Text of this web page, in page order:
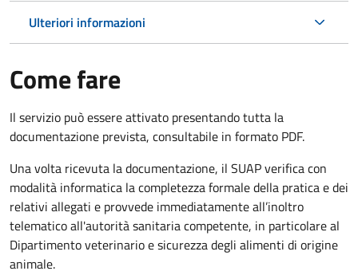
Ulteriori informazioni
Come fare
Il servizio può essere attivato presentando tutta la
documentazione prevista, consultabile in formato PDF.
Una volta ricevuta la documentazione, il SUAP verifica con
modalità informatica la completezza formale della pratica e dei
relativi allegati e provvede immediatamente all’inoltro
telematico all'autorità sanitaria competente, in particolare al
Dipartimento veterinario e sicurezza degli alimenti di origine
animale.